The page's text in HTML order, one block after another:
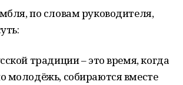
по словам руководителя,
традиции – это время, когда
молодёжь, собираются вместе